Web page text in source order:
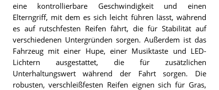
eine kontrollierbare Geschwindigkeit und einen
Elterngriff, mit dem es sich leicht führen lässt, während
es auf rutschfesten Reifen fährt, die für Stabilität auf
verschiedenen Untergründen sorgen. Außerdem ist das
Fahrzeug mit einer Hupe, einer Musiktaste und LED-
Lichtern ausgestattet, die für zusätzlichen
Unterhaltungswert während der Fahrt sorgen. Die
robusten, verschleißfesten Reifen eignen sich für Gras,